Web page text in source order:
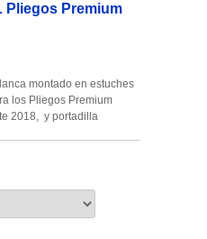
Pliegos Premium
montado en estuches
los Pliegos Premium
2018, y portadilla